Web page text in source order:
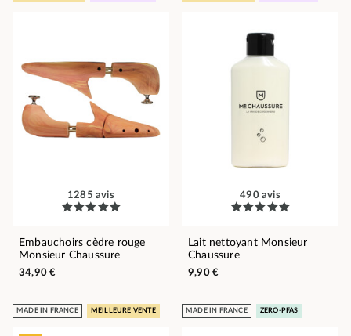
1285 avis
Embauchoirs cèdre rouge
Monsieur Chaussure
34,90 €
490 avis
Lait nettoyant Monsieur
Chaussure
9,90 €
MADE IN FRANCE MEILLEURE VENTE MADE IN FRANCE ZERO-PFAS